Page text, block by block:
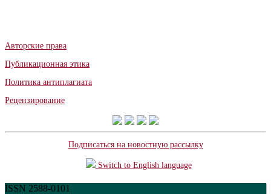
Авторские права
Публикационная этика
Политика антиплагиата
Рецензирование
Подписаться на новостную рассылку
Switch to English language
ISSN 2588-0101